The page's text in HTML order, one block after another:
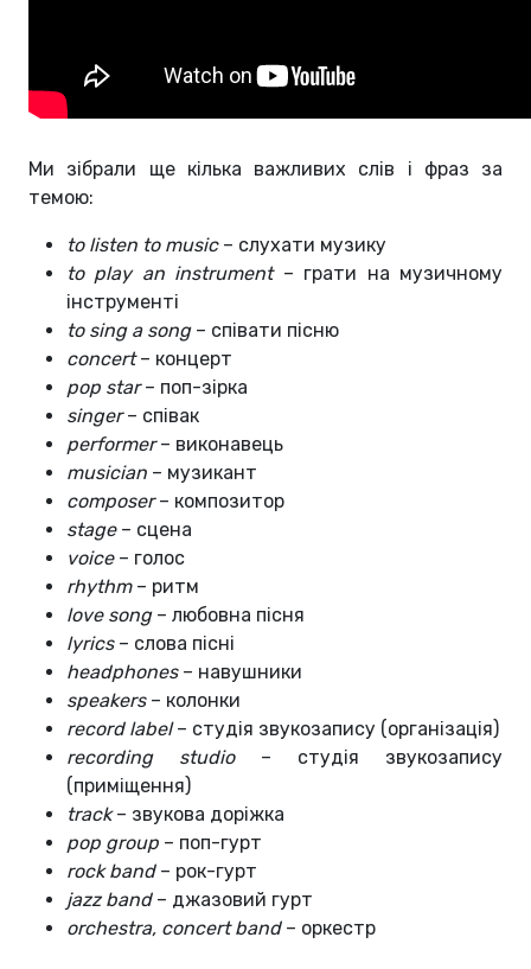
Ми зібрали ще кілька важливих слів і фраз за
темою:
to listen to music– слухати музику
to play an instrument– грати на музичному
інструменті
to sing a song– співати пісню
concert– концерт
pop star– поп-зірка
singer– співак
performer– виконавець
musician – музикант
composer– композитор
stage – сцена
voice – голос
rhythm – ритм
love song– любовна пісня
lyrics – слова пісні
headphones – навушники
speakers – колонки
record label– студія звукозапису (організація)
recording studio– студія звукозапису
(приміщення)
track– звукова доріжка
pop group – поп-гурт
rock band– рок-гурт
jazz band– джазовий гурт
orchestra, concert band– оркестр